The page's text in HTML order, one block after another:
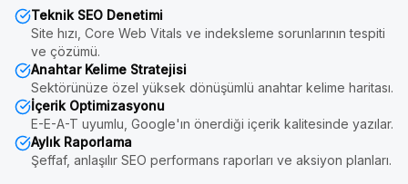
Teknik SEO Denetimi
Site hızı, Core Web Vitals ve indeksleme sorunlarının tespiti
ve çözümü.
Anahtar Kelime Stratejisi
Sektörünüze özel yüksek dönüşümlü anahtar kelime haritası.
İçerik Optimizasyonu
E-E-A-T uyumlu, Google'ın önerdiği içerik kalitesinde yazılar.
Aylık Raporlama
Şeffaf, anlaşılır SEO performans raporları ve aksiyon planları.